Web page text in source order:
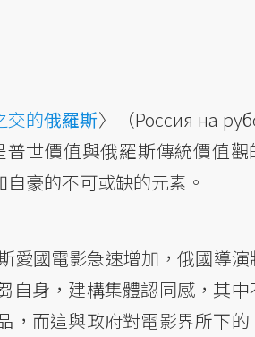
交的俄羅斯〉（Россия на
世價值與俄羅斯傳統價值觀
豪的不可或缺的元素。
愛國電影急速增加，俄國導演
自身，建構集體認同感，其中
，而這與政府對電影界所下的